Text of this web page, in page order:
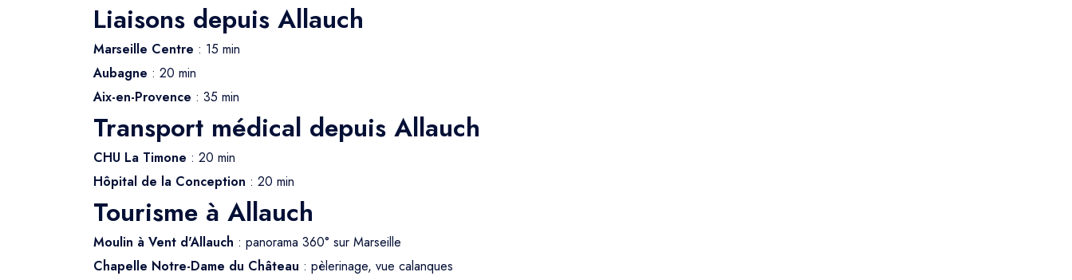
Liaisons depuis Allauch
Marseille Centre : 15 min
Aubagne : 20 min
Aix-en-Provence : 35 min
Transport médical depuis Allauch
CHU La Timone : 20 min
Hôpital de la Conception : 20 min
Tourisme à Allauch
Moulin à Vent d'Allauch : panorama 360° sur Marseille
Chapelle Notre-Dame du Château : pèlerinage, vue calanques